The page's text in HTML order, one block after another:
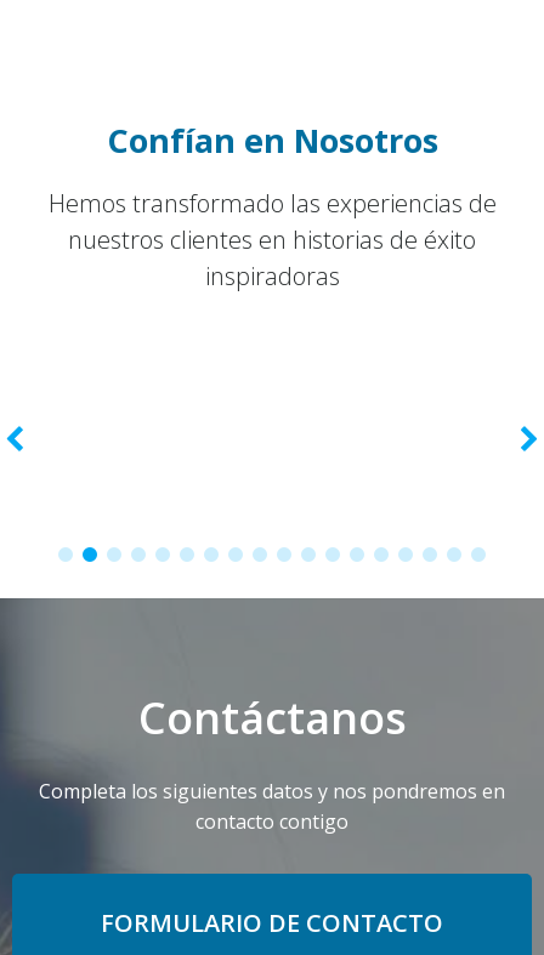
Confían en Nosotros
Hemos transformado las experiencias de
nuestros clientes en historias de éxito
inspiradoras
Contáctanos
Completa los siguientes datos y nos pondremos en
contacto contigo
FORMULARIO DE CONTACTO